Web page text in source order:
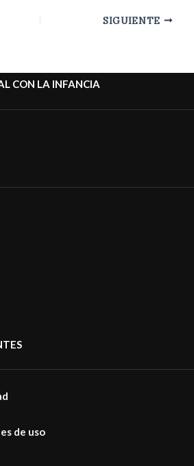
SIGUIENTE
CON LA INFANCIA
de uso